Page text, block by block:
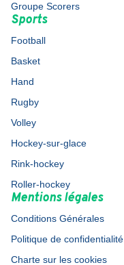
Groupe Scorers
Sports
Football
Basket
Hand
Rugby
Volley
Hockey-sur-glace
Rink-hockey
Roller-hockey
Mentions légales
Conditions Générales
Politique de confidentialité
Charte sur les cookies